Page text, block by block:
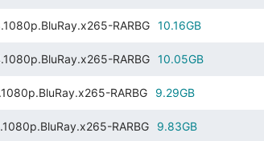
RARBG 10.16GB
RARBG 10.05GB
RARBG 9.29GB
RARBG 9.83GB